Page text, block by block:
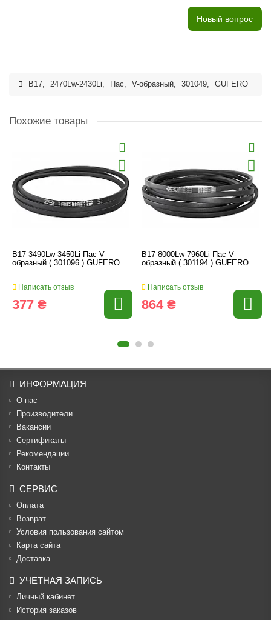
Новый вопрос
B17, 2470Lw-2430Li, Пас, V-образный, 301049, GUFERO
Похожие товары
B17 3490Lw-3450Li Пас V-
образный ( 301096 ) GUFERO
Написать отзыв
377 ₴
B17 8000Lw-7960Li Пас V-
образный ( 301194 ) GUFERO
Написать отзыв
864 ₴
ИНФОРМАЦИЯ
О нас
Производители
Вакансии
Cертификаты
Рекомендации
Контакты
СЕРВИС
Оплата
Возврат
Условия пользования сайтом
Карта сайта
Доставка
УЧЕТНАЯ ЗАПИСЬ
Личный кабинет
История заказов